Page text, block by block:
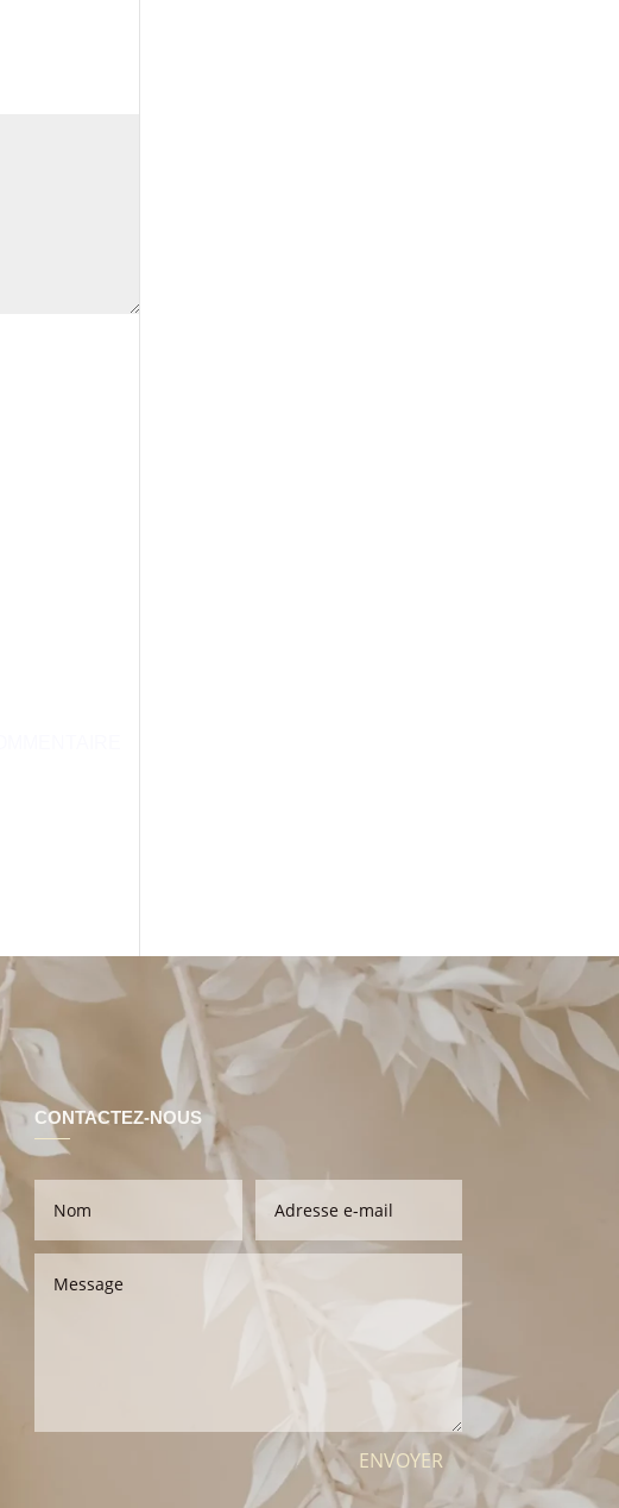
CONTACTEZ-NOUS
ENVOYER